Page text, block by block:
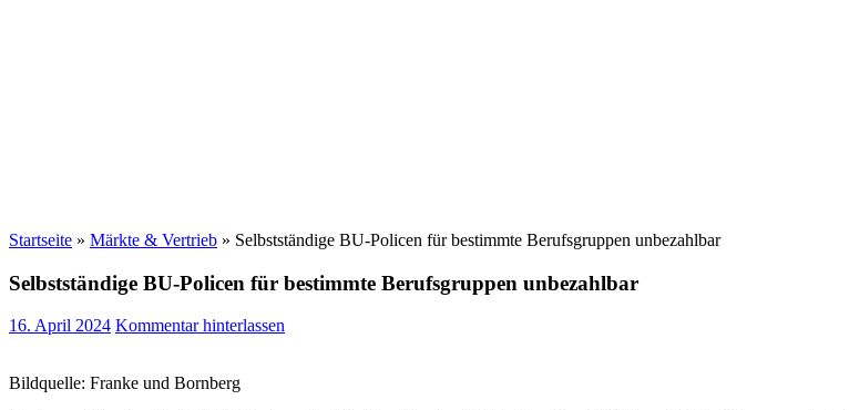
Startseite » Märkte & Vertrieb » Selbstständige BU-Policen für bestimmte Berufsgruppen unbezahlbar
Selbstständige BU-Policen für bestimmte Berufsgruppen unbezahlbar
16. April 2024 Kommentar hinterlassen
Bildquelle: Franke und Bornberg